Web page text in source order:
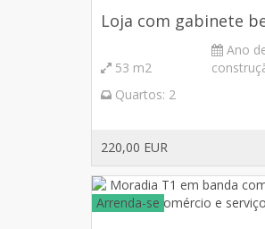
Loja com gabinete
53 m2
Ano
Quartos: 2
220,00 EUR
Arrenda-se